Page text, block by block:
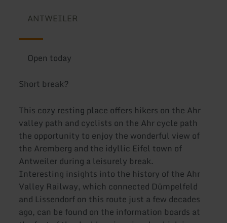
ANTWEILER
Open today
Short break?
This cozy resting place offers hikers on the Ahr
valley path and cyclists on the Ahr cycle path
the opportunity to enjoy the wonderful view of
the Aremberg and the idyllic Eifel town of
Antweiler during a leisurely break.
Interesting insights into the history of the Ahr
Valley Railway, which connected Dümpelfeld
and Lissendorf on this route just a few decades
ago, can be found on the information boards at